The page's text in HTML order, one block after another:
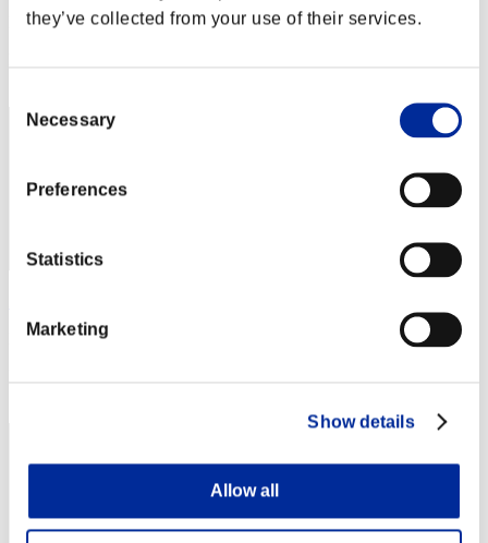
they’ve collected from your use of their services.
Selection
Necessary
Preferences
Statistics
Marketing
Show details
Allow all
Punteggio:Lv:1/08'36"45
Punteggio:Lv:1/08'44"35